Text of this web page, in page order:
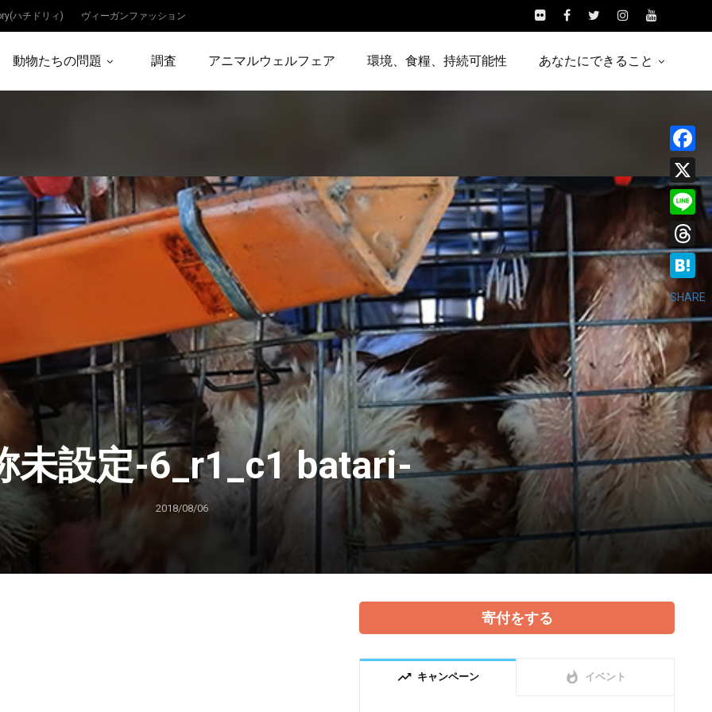
動物たちの問題 調査 アニマルウェルフェア 環境、食糧、持続可能性 あなたにできること
ハチドリィ) ヴィーガンファッション
未設定-6_r1_c1 batari-
2018/08/06
寄付をする
trending_up キャンペーン whatshot イベント
X
Line
Threads
Hatena
SHARE